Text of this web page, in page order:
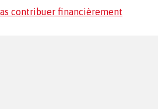
contribuer financièrement